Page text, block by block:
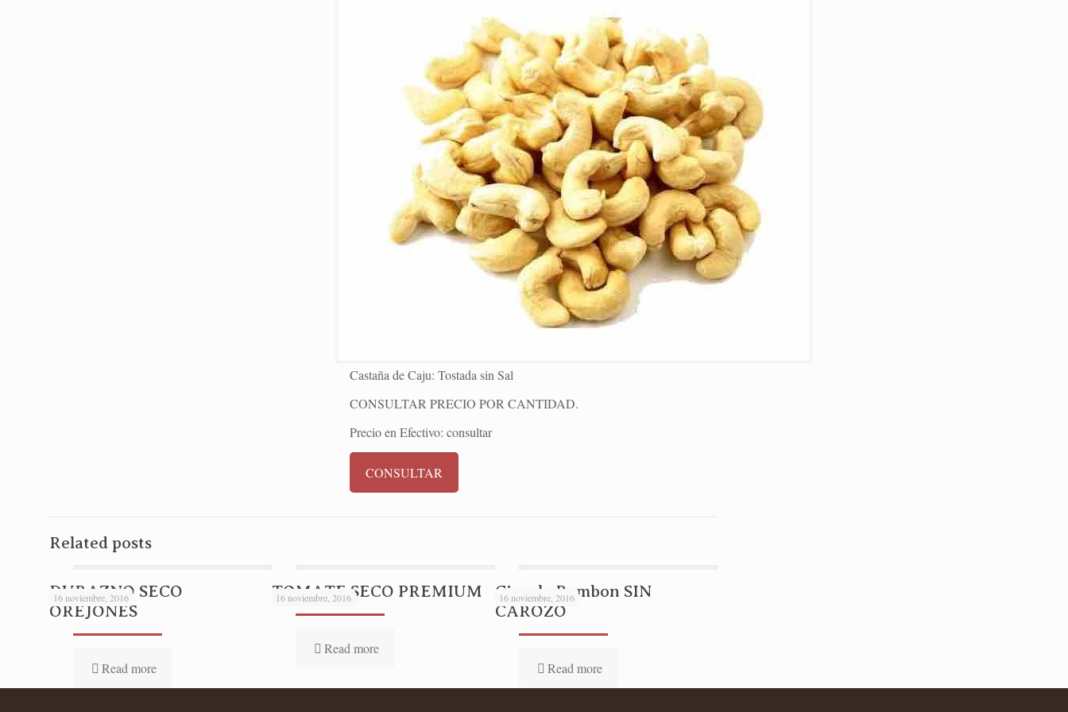
Castaña de Caju: Tostada sin Sal
CONSULTAR PRECIO POR CANTIDAD.
Precio en Efectivo: consultar
CONSULTAR
Related posts
16 noviembre, 2016
DURAZNO SECO
OREJONES
Read more
16 noviembre, 2016
TOMATE SECO PREMIUM
Read more
16 noviembre, 2016
Ciruela Bombon SIN
CAROZO
Read more